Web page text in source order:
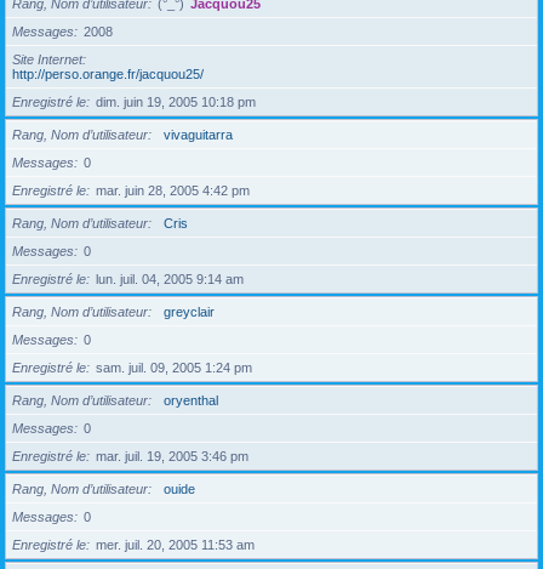
Rang, Nom d’utilisateur (°_°) Jacquou25
Messages
2008
Site Internet
http://perso.orange.fr/jacquou25/
Enregistré le
dim. juin 19, 2005 10:18 pm
Rang, Nom d’utilisateur
vivaguitarra
Messages
0
Enregistré le
mar. juin 28, 2005 4:42 pm
Rang, Nom d’utilisateur
Cris
Messages
0
Enregistré le
lun. juil. 04, 2005 9:14 am
Rang, Nom d’utilisateur
greyclair
Messages
0
Enregistré le
sam. juil. 09, 2005 1:24 pm
Rang, Nom d’utilisateur
oryenthal
Messages
0
Enregistré le
mar. juil. 19, 2005 3:46 pm
Rang, Nom d’utilisateur
ouide
Messages
0
Enregistré le
mer. juil. 20, 2005 11:53 am